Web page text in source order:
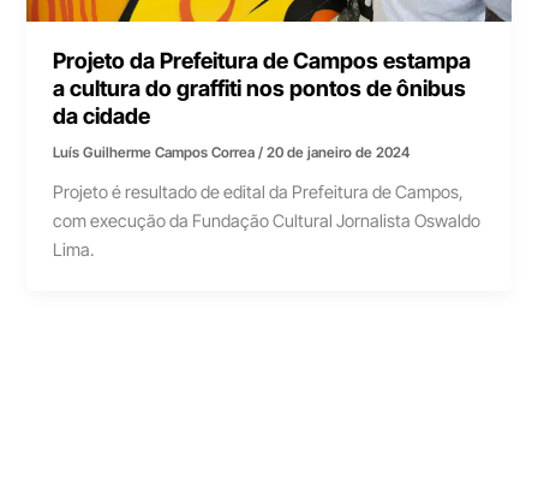
Projeto da Prefeitura de Campos estampa
a cultura do graffiti nos pontos de ônibus
da cidade
Luís Guilherme Campos Correa/20 de janeiro de 2024
Projeto é resultado de edital da Prefeitura de Campos,
com execução da Fundação Cultural Jornalista Oswaldo
Lima.